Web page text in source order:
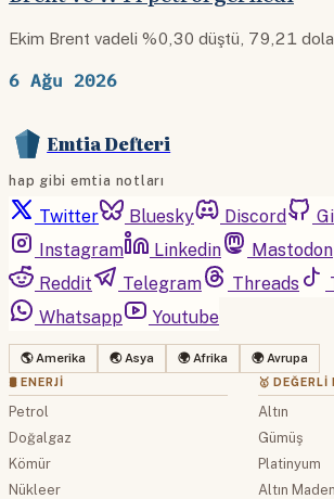
Ekim Brent vadeli %0,30 düştü, 79,21
6 Ağu 2026
Emtia Defteri
hap gibi emtia notları
Twitter Bluesky Discord
Instagram
Linkedin Mastodon
Reddit
Telegram Threads
Whatsapp
Youtube
🌎 Amerika 🌏 Asya 🌍 Afrika 🌍 Avrupa
🛢 ENERJI
Petrol
Doğalgaz
Kömür
Nükleer
🥇 DEĞERLI
Altın
Gümüş
Platinyum
Altın